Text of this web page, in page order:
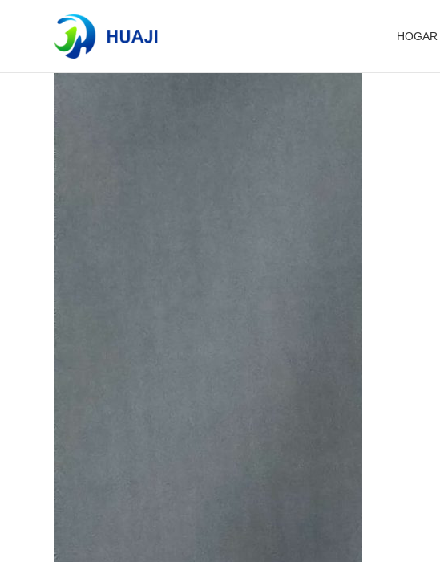
HOGAR
Lista de etiquetas
Se encontraron un total de 1 artículos.